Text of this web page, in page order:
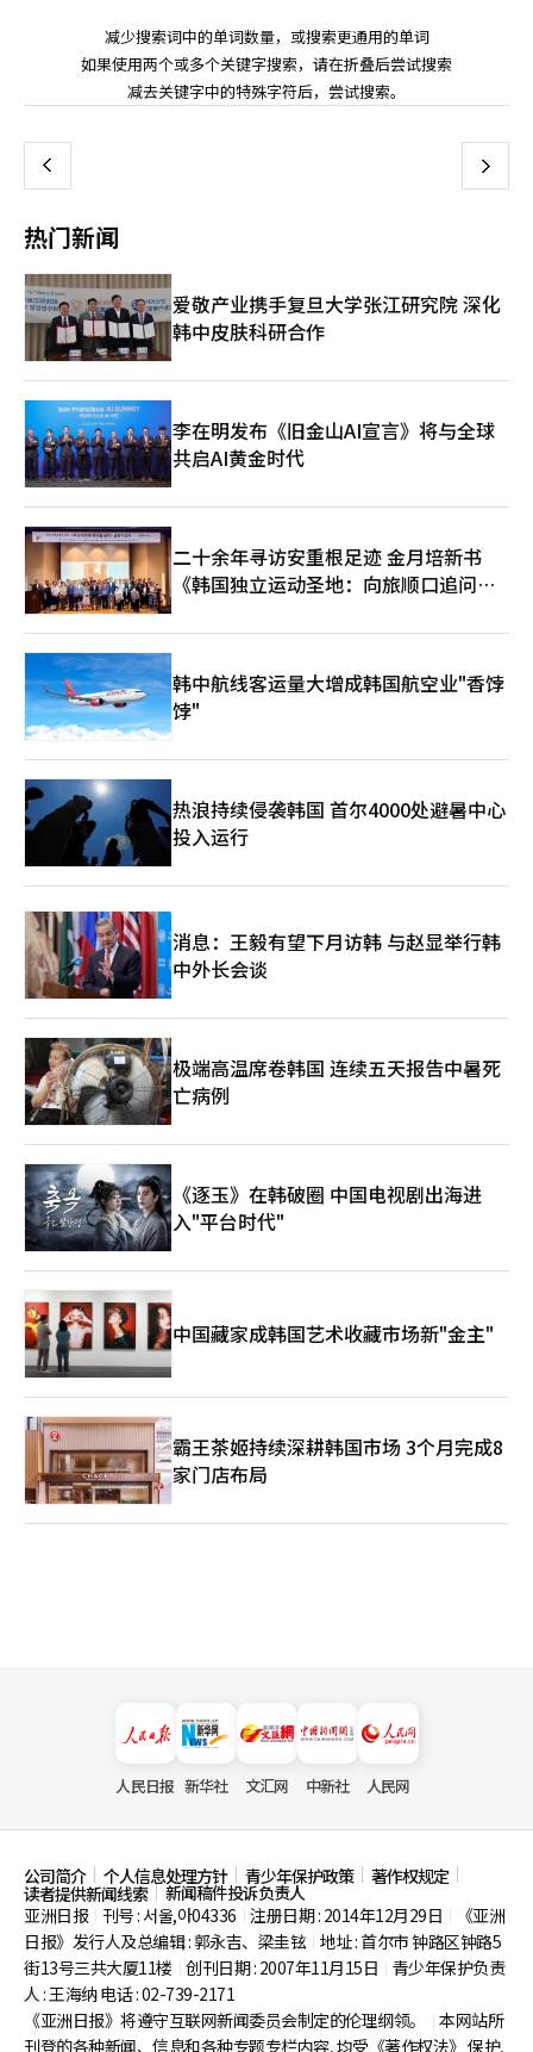
减少搜索词中的单词数量，或搜索更通用的单词
如果使用两个或多个关键字搜索，请在折叠后尝试搜索
减去关键字中的特殊字符后，尝试搜索。
上 下
热门新闻
爱敬产业携手复旦大学张江研究院 深化
韩中皮肤科研合作
李在明发布《旧金山AI宣言》将与全球
共启AI黄金时代
二十余年寻访安重根足迹 金月培新书
《韩国独立运动圣地：向旅顺口追问历
韩中航线客运量大增成韩国航空业"香饽
饽"
热浪持续侵袭韩国 首尔4000处避暑中心
投入运行
消息：王毅有望下月访韩 与赵显举行韩
中外长会谈
极端高温席卷韩国 连续五天报告中暑死
亡病例
《逐玉》在韩破圈 中国电视剧出海进
入"平台时代"
中国藏家成韩国艺术收藏市场新"金主"
霸王茶姬持续深耕韩国市场 3个月完成8
家门店布局
人民日报 新华社 文汇网 中新社 人民网
公司简介 个人信息处理方针 青少年保护政策 著作权规定
读者提供新闻线索
新闻稿件投诉负责人
亚洲日报
刊号 : 서울,아04336 注册日期 : 2014年12月29日
《亚洲
日报》发行人及总编辑 : 郭永吉、梁圭铉 地址 : 首尔市钟路区钟路5
街13号三共大厦11楼 创刊日期 : 2007年11月15日
青少年保护负责
人 : 王海纳 电话 : 02-739-2171
《亚洲日报》将遵守互联网新闻委员会制定的伦理纲领。
本网站所
刊登的各种新闻、信息和各种专题专栏内容, 均受《著作权法》 保护,